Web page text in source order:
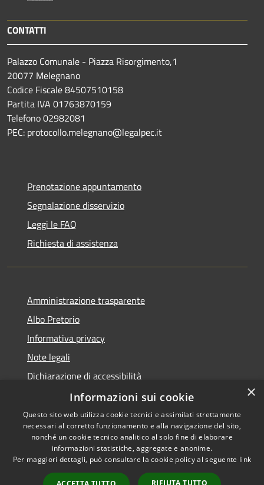
CONTATTI
Palazzo Comunale - Piazza Risorgimento,1
20077 Melegnano
Codice Fiscale 84507510158
Partita IVA 01763870159
Telefono 02982081
PEC: protocollo.melegnano@legalpec.it
Prenotazione appuntamento
Segnalazione disservizio
Leggi le FAQ
Richiesta di assistenza
Amministrazione trasparente
Albo Pretorio
Informativa privacy
Note legali
Dichiarazione di accessibilità
Attuazione PNRR
RSS
Accessibilità
Copyright © 2026 • Comune di
×
Informazioni sui cookie
Questo sito web utilizza cookie tecnici e assimilati strettamente
necessari al corretto funzionamento e alla navigazione del sito,
nonché un cookie tecnico analitico al solo fine di elaborare
informazioni statistiche, aggregate e anonime.
Per maggiori dettagli, può consultare la cookie policy al seguente link
RIFIUTA TUTTO